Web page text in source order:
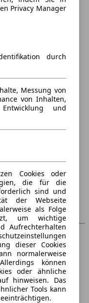
Privacy Manager
durch
Messung von
von Inhalten,
und
Cookies oder
die für die
sind und
der Webseite
als Folge
um wichtige
Aufrechterhalten
dieser Cookies
normalerweise
können
oder ähnliche
hinweisen. Das
Tools kann